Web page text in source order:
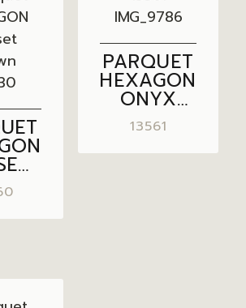
PARQUET
HEXAGON
ONYX
/SUNSET
30×30
13561